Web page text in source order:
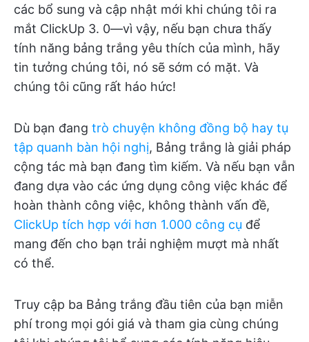
các bổ sung và cập nhật mới khi chúng tôi ra
mắt ClickUp 3. 0—vì vậy, nếu bạn chưa thấy
tính năng bảng trắng yêu thích của mình, hãy
tin tưởng chúng tôi, nó sẽ sớm có mặt. Và
chúng tôi cũng rất háo hức!
Dù bạn đang trò chuyện không đồng bộ hay tụ
tập quanh bàn hội nghị, Bảng trắng là giải pháp
cộng tác mà bạn đang tìm kiếm. Và nếu bạn vẫn
đang dựa vào các ứng dụng công việc khác để
hoàn thành công việc, không thành vấn đề,
ClickUp tích hợp với hơn 1.000 công cụ để
mang đến cho bạn trải nghiệm mượt mà nhất
có thể.
Truy cập ba Bảng trắng đầu tiên của bạn miễn
phí trong mọi gói giá và tham gia cùng chúng